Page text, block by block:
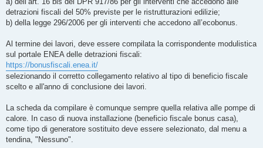
detrazioni fiscali del 50% previste per le ristrutturazioni edilizie;
b) della legge 296/2006 per gli interventi che accedono all’ecobonus.
Al termine dei lavori, deve essere compilata la corrispondente modulistica
sul portale ENEA delle detrazioni fiscali:
https://bonusfiscali.enea.it/
selezionando il corretto collegamento relativo al tipo di beneficio fiscale
scelto e all'anno di conclusione dei lavori.
La scheda da compilare è comunque sempre quella relativa alle pompe di
calore. In caso di nuova installazione (beneficio fiscale bonus casa),
come tipo di generatore sostituito deve essere selezionato, dal menu a
tendina, "Nessuno".